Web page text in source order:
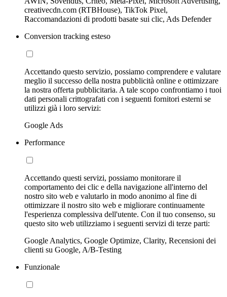
creativecdn.com (RTBHouse), TikTok Pixel,
Raccomandazioni di prodotti basate sui clic, Ads Defender
Conversion tracking esteso
Accettando questo servizio, possiamo comprendere e valutare
meglio il successo della nostra pubblicità online e ottimizzare
la nostra offerta pubblicitaria. A tale scopo confrontiamo i tuoi
dati personali crittografati con i seguenti fornitori esterni se
utilizzi già i loro servizi:
Google Ads
Performance
Accettando questi servizi, possiamo monitorare il
comportamento dei clic e della navigazione all'interno del
nostro sito web e valutarlo in modo anonimo al fine di
ottimizzare il nostro sito web e migliorare continuamente
l'esperienza complessiva dell'utente. Con il tuo consenso, su
questo sito web utilizziamo i seguenti servizi di terze parti:
Google Analytics, Google Optimize, Clarity, Recensioni dei
clienti su Google, A/B-Testing
Funzionale